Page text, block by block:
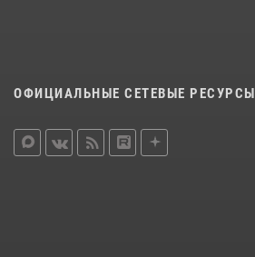
ОФИЦИАЛЬНЫЕ СЕТЕВЫЕ РЕСУРСЫ